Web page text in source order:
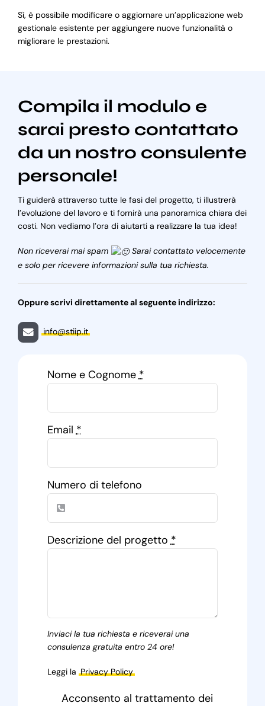
Sì, è possibile modificare o aggiornare un’applicazione web
gestionale esistente per aggiungere nuove funzionalità o
migliorare le prestazioni.
Compila il modulo e
sarai presto contattato
da un nostro consulente
personale!
Ti guiderà attraverso tutte le fasi del progetto, ti illustrerà
l’evoluzione del lavoro e ti fornirà una panoramica chiara dei
costi. Non vediamo l’ora di aiutarti a realizzare la tua idea!
Non riceverai mai spam
Sarai contattato velocemente
e solo per ricevere informazioni sulla tua richiesta.
Oppure scrivi direttamente al seguente indirizzo:
info@stiip.it
Nome e Cognome*
Email*
Numero di telefono
Descrizione del progetto*
Inviaci la tua richiesta e riceverai una
consulenza gratuita entro 24 ore!
Leggi la Privacy Policy
Acconsento al trattamento dei